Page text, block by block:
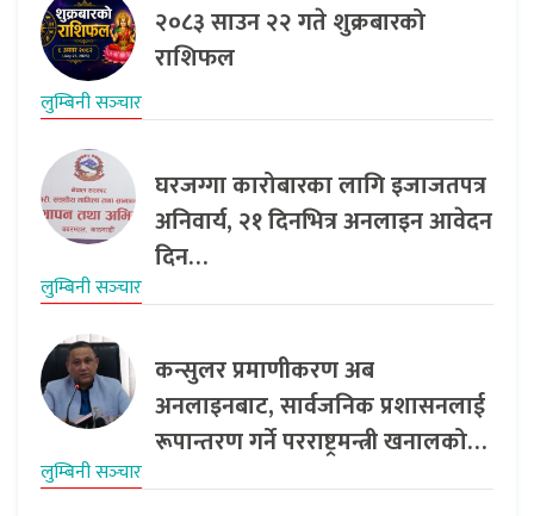
२०८३ साउन २२ गते शुक्रबारको
राशिफल
लुम्बिनी सञ्‍चार
घरजग्गा कारोबारका लागि इजाजतपत्र
अनिवार्य, २१ दिनभित्र अनलाइन आवेदन
दिन…
लुम्बिनी सञ्‍चार
कन्सुलर प्रमाणीकरण अब
अनलाइनबाट, सार्वजनिक प्रशासनलाई
रूपान्तरण गर्ने परराष्ट्रमन्त्री खनालको…
लुम्बिनी सञ्‍चार